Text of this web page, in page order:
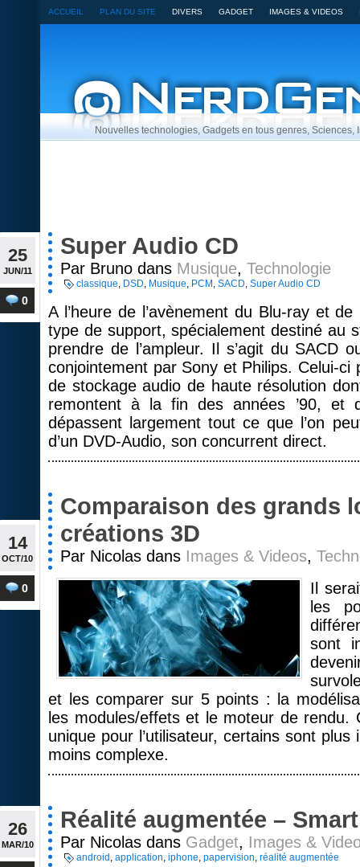
ACCUEIL PLAN DU SITE DIVERS GADGET IMAGES & VIDEOS
Nouvelles technologies, Gadgets en tous genres,
Super Audio CD
25
JUN/11
0
Par Bruno dans Musique, Technologie
classique, DSD, Musique, PCM , SACD, Super Audio CD
A l’heure de l’avènement du Blu-ray et
type de support, spécialement destiné au
prendre de l’ampleur. Il s’agit du SACD
conjointement par Sony et Philips. Celui-ci
de stockage audio de haute résolution
remontent à la fin des années ’90, et
dépassent largement tout ce que l’on
d’un DVD-Audio, son concurrent direct.
Comparaison des grands
créations 3D
14
OCT/10
0
Par Nicolas dans Images & Videos,
Il
les
sont
et les comparer sur 5 points : la
les modules/effets et le moteur de rendu.
unique pour l’utilisateur, certains sont
moins complexe.
Réalité augmentée –
26
MAR/10 Par Nicolas dans Gadget, Images &
android , application, iphone, papervision, réalité augmentée